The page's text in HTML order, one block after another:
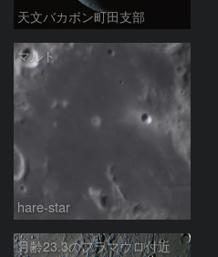
天文バカボン町田支部
マルト
hare-star
月齢23.3のフラマウロ付近